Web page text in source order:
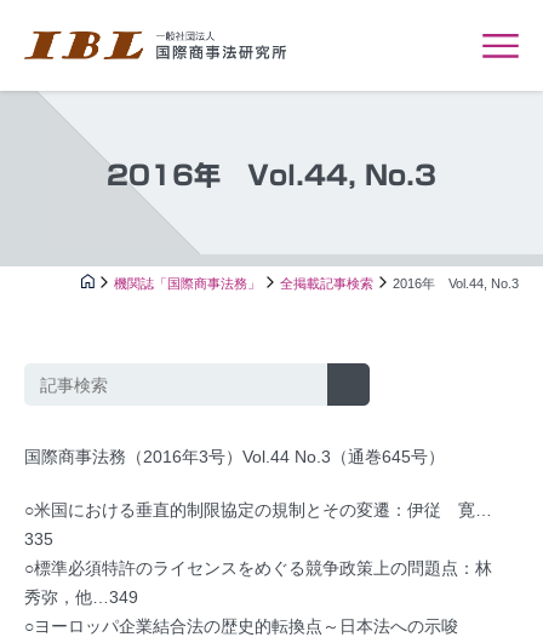
2016年 Vol.44, No.3
機関誌「国際商事法務」 全掲載記事検索 2016年 Vol.44, No.3
国際商事法務（2016年3号）Vol.44 No.3（通巻645号）
○米国における垂直的制限協定の規制とその変遷：伊従 寛…
335
○標準必須特許のライセンスをめぐる競争政策上の問題点：林
秀弥，他…349
○ヨーロッパ企業結合法の歴史的転換点～日本法への示唆